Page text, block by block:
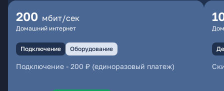
200 мбит/сек
Домашний интернет
Подключение Оборудование
Подключение - 200 ₽ (единоразовый платеж)